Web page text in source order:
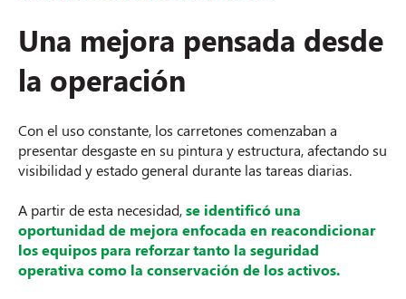
Una mejora pensada desde
la operación
Con el uso constante, los carretones comenzaban a
presentar desgaste en su pintura y estructura, afectando su
visibilidad y estado general durante las tareas diarias.
A partir de esta necesidad,se identificó una
oportunidad de mejora enfocada en reacondicionar
los equipos para reforzar tanto la seguridad
operativa como la conservación de los activos.